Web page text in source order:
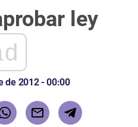
ley
de 2012 - 00:00